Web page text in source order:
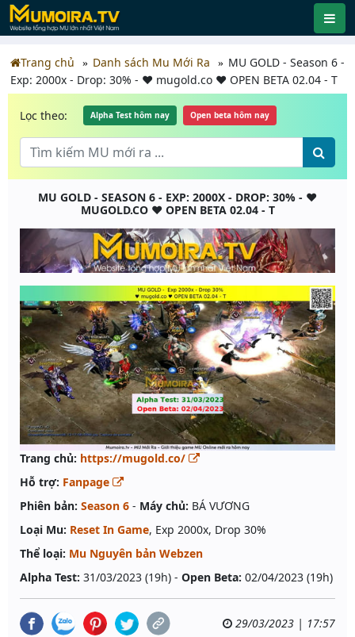
Trang chủ Danh sách Mu Mới Ra
MU GOLD - Season 6 -
Exp: 2000x - Drop: 30% - ♥️ mugold.co ♥️ OPEN BETA 02.04 - T
Lọc theo: Alpha Test hôm nay Open beta hôm nay
MU GOLD - SEASON 6 - EXP: 2000X - DROP: 30% - ♥️
MUGOLD.CO ♥️ OPEN BETA 02.04 - T
Trang chủ: https://mugold.co/
Hỗ trợ: Fanpage
Phiên bản: Season 6 - Máy chủ: BÁ VƯƠNG
Loại Mu: Reset In Game, Exp 2000x, Drop 30%
Thể loại: Mu Nguyên bản Webzen
Alpha Test: 31/03/2023 (19h) - Open Beta: 02/04/2023 (19h)
29/03/2023 | 17:57